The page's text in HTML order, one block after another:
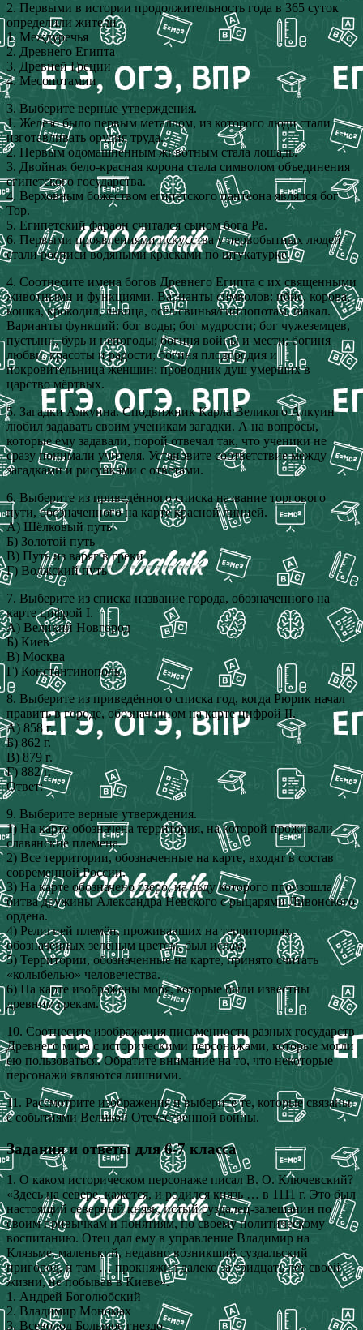
2. Первыми в истории продолжительность года в 365 суток
определили жители
1. Междуречья
2. Древнего Египта
3. Древней Греции
4. Месопотамии
3. Выберите верные утверждения.
1. Железо было первым металлом, из которого люди стали
изготавливать орудия труда.
2. Первым одомашненным животным стала лошадь.
3. Двойная бело-красная корона стала символом объединения
египетского государства.
4. Верховным божеством египетского пантеона являлся бог
Тор.
5. Египетский фараон считался сыном бога Ра.
6. Первыми проявлениями искусства у первобытных людей
стали росписи водяными красками по штукатурке.
4. Соотнесите имена богов Древнего Египта с их священными
животными и функциями. Варианты символов: ибис, корова,
кошка, крокодил, львица, осёл/свинья/гиппопотам, шакал.
Варианты функций: бог воды; бог мудрости; бог чужеземцев,
пустыни, бурь и непогоды; богиня войны и мести; богиня
любви, красоты и радости; богиня плодородия и
покровительница женщин; проводник душ умерших в
царство мёртвых.
5. Загадки Алкуина. Сподвижник Карла Великого Алкуин
любил задавать своим ученикам загадки. А на вопросы,
которые ему задавали, порой отвечал так, что ученики не
сразу понимали учителя. Установите соответствие между
загадками и рисунками с ответами.
6. Выберите из приведённого списка название торгового
пути, обозначенного на карте красной линией.
А) Шёлковый путь
Б) Золотой путь
В) Путь из варяг в греки
Г) Волжский путь
7. Выберите из списка название города, обозначенного на
карте цифрой I.
А) Великий Новгород
Б) Киев
В) Москва
Г) Константинополь
8. Выберите из приведённого списка год, когда Рюрик начал
править в городе, обозначенном на карте цифрой II.
А) 858 г.
Б) 862 г.
В) 879 г.
Г) 882 г.
Ответ:
9. Выберите верные утверждения.
1) На карте обозначена территория, на которой проживали
славянские племена.
2) Все территории, обозначенные на карте, входят в состав
современной России.
3) На карте обозначено озеро, на льду которого произошла
битва дружины Александра Невского с рыцарями Ливонского
ордена.
4) Религией племён, проживавших на территориях,
обозначенных зелёным цветом, был ислам.
5) Территории, обозначенные на карте, принято считать
«колыбелью» человечества.
6) На карте изображены моря, которые были известны
древним грекам.
10. Соотнесите изображения письменности разных государств
Древнего мира с историческими персонажами, которые могли
ею пользоваться. Обратите внимание на то, что некоторые
персонажи являются лишними.
11. Рассмотрите изображения и выберите те, которые связаны
с событиями Великой Отечественной войны.
Задания и ответы для 6-7 класса
1. О каком историческом персонаже писал В. О. Ключевский?
«Здесь на севере, кажется, и родился князь … в 1111 г. Это был
настоящий северный князь, истый суздалец-залешанин по
своим привычкам и понятиям, по своему политическому
воспитанию. Отец дал ему в управление Владимир на
Клязьме, маленький, недавно возникший суздальский
пригород, и там … прокняжил далеко за тридцать лет своей
жизни, не побывав в Киеве».
1. Андрей Боголюбский
2. Владимир Мономах
3. Всеволод Большое гнездо